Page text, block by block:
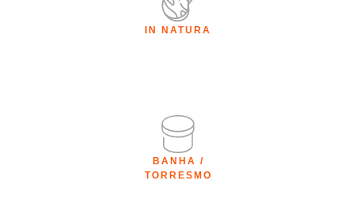
IN NATURA
BANHA /
TORRESMO